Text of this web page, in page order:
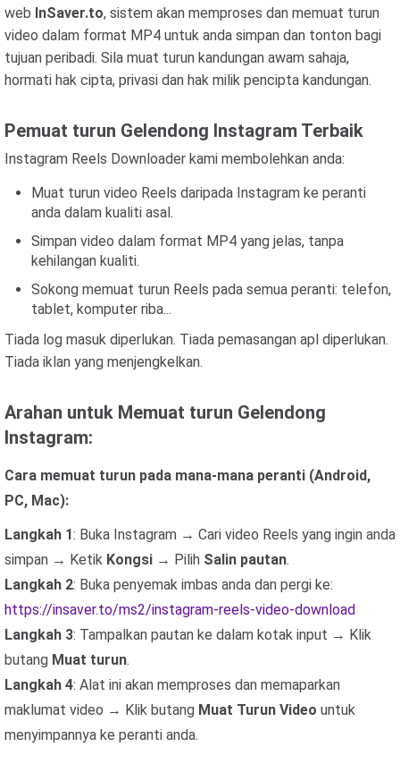
web InSaver.to, sistem akan memproses dan memuat turun
video dalam format MP4 untuk anda simpan dan tonton bagi
tujuan peribadi. Sila muat turun kandungan awam sahaja,
hormati hak cipta, privasi dan hak milik pencipta kandungan.
Pemuat turun Gelendong Instagram Terbaik
Instagram Reels Downloader kami membolehkan anda:
Muat turun video Reels daripada Instagram ke peranti
anda dalam kualiti asal.
Simpan video dalam format MP4 yang jelas, tanpa
kehilangan kualiti.
Sokong memuat turun Reels pada semua peranti: telefon,
tablet, komputer riba...
Tiada log masuk diperlukan. Tiada pemasangan apl diperlukan.
Tiada iklan yang menjengkelkan.
Arahan untuk Memuat turun Gelendong
Instagram:
Cara memuat turun pada mana-mana peranti (Android,
PC, Mac):
Langkah 1: Buka Instagram → Cari video Reels yang ingin anda
simpan → Ketik Kongsi → Pilih Salin pautan.
Langkah 2: Buka penyemak imbas anda dan pergi ke:
https://insaver.to/ms2/instagram-reels-video-download
Langkah 3: Tampalkan pautan ke dalam kotak input → Klik
butang Muat turun.
Langkah 4: Alat ini akan memproses dan memaparkan
maklumat video → Klik butang Muat Turun Video untuk
menyimpannya ke peranti anda.